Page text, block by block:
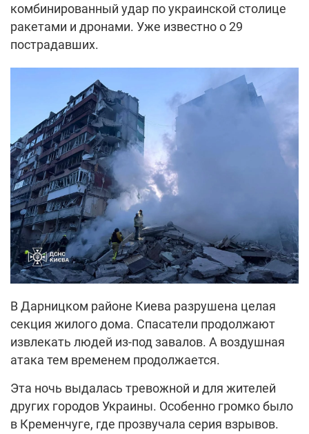
комбинированный удар по украинской столице
ракетами и дронами. Уже известно о 29
пострадавших.
В Дарницком районе Киева разрушена целая
секция жилого дома. Спасатели продолжают
извлекать людей из-под завалов. А воздушная
атака тем временем продолжается.
Эта ночь выдалась тревожной и для жителей
других городов Украины. Особенно громко было
в Кременчуге, где прозвучала серия взрывов.